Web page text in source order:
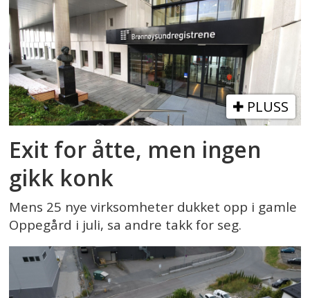
PLUSS
Exit for åtte, men ingen
gikk konk
Mens 25 nye virksomheter dukket opp i gamle
Oppegård i juli, sa andre takk for seg.